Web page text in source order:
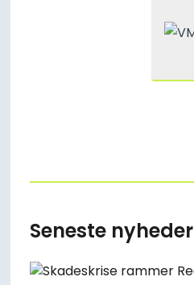
Seneste nyheder